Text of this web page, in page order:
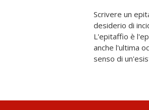
Scrivere un
desiderio di
L'epitaffio è
anche l'ultima
senso di
risentimento.
ironici e qualche
convinzione